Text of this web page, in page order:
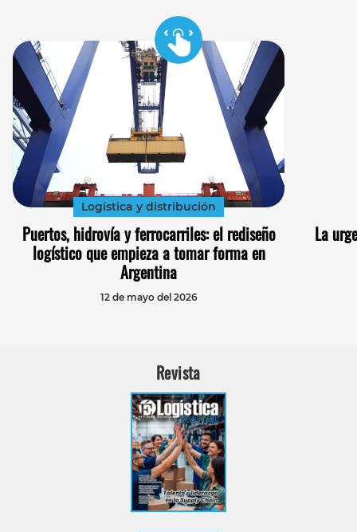
Logística y distribución
Puertos, hidrovía y ferrocarriles: el rediseño
logístico que empieza a tomar forma en
Argentina
12 de mayo del 2026
La
Revista